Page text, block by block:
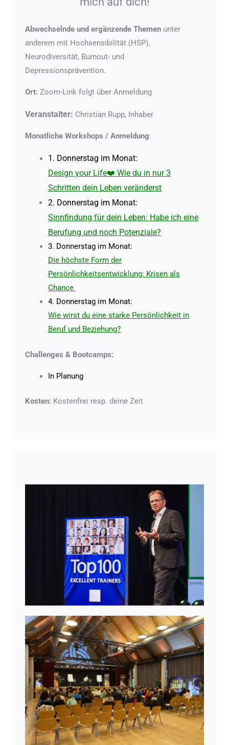
Abwechselnde und ergänzende Themen unter
anderem mit Hochsensibilität (HSP),
Neurodiversität, Burnout- und
Depressionsprävention.
Ort: Zoom-Link folgt über Anmeldung
Veranstalter: Christian Rupp, Inhaber
Monatliche Workshops / Anmeldung:
1. Donnerstag im Monat:
Design your Life❤️ Wie du in nur 3
Schritten dein Leben veränderst
2. Donnerstag im Monat:
Sinnfindung für dein Leben: Habe ich eine
Berufung und noch Potenziale?
3. Donnerstag im Monat:
Die höchste Form der
Persönlichkeitsentwicklung: Krisen als
Chance
4. Donnerstag im Monat:
Wie wirst du eine starke Persönlichkeit in
Beruf und Beziehung?
Challenges & Bootcamps:
In Planung
Kosten: Kostenfrei resp. deine Zeit